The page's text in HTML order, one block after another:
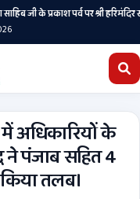
जी के प्रकाश पर्व पर श्री हरिमंदिर
अधिकारियों के
ने पंजाब सहित 4
तलब।